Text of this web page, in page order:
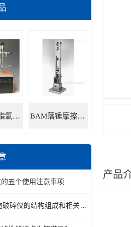
Oxipres油脂氧化稳定性仪 BAM落锤摩擦感度仪
五个使用注意事项
French细胞破碎仪的结构组成和相关特点说明
产品